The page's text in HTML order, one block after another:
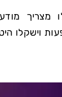
וישקלו